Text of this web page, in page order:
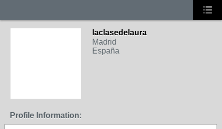
laclasedelaura
Madrid
España
Profile Information: